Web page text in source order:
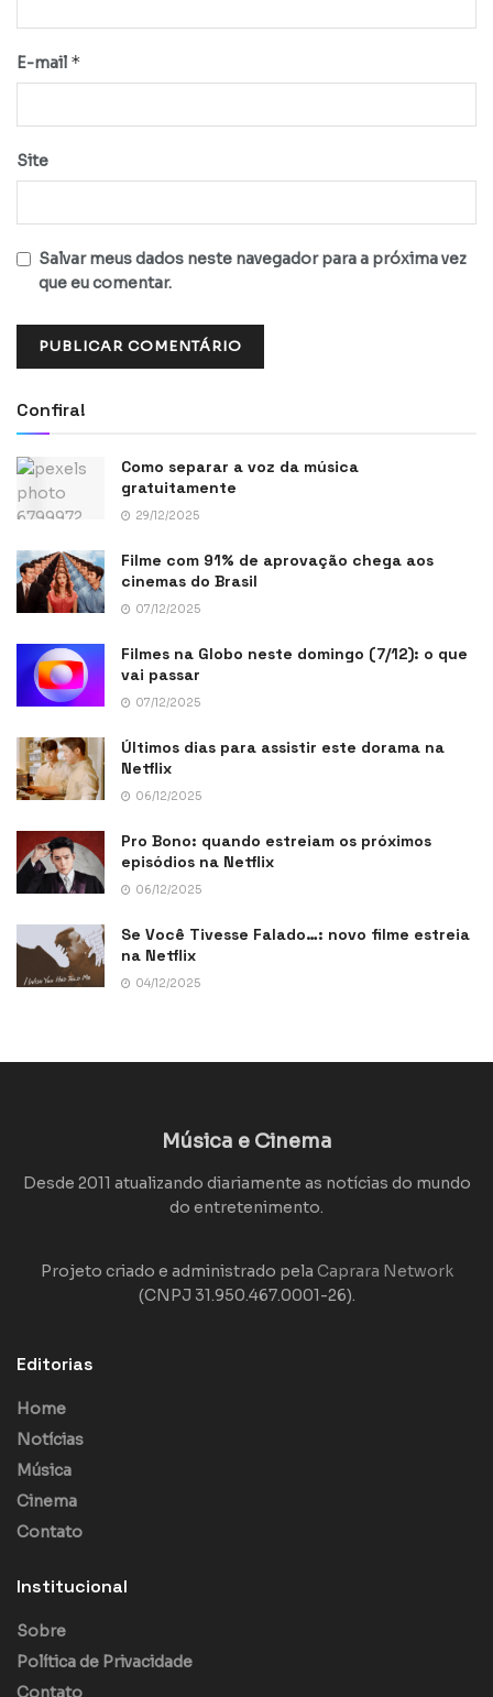
E-mail *
Site
Salvar meus dados neste navegador para a próxima vez
que eu comentar.
Confira!
Como separar a voz da música
gratuitamente
29/12/2025
Filme com 91% de aprovação chega aos
cinemas do Brasil
07/12/2025
Filmes na Globo neste domingo (7/12): o que
vai passar
07/12/2025
Últimos dias para assistir este dorama na
Netflix
06/12/2025
Pro Bono: quando estreiam os próximos
episódios na Netflix
06/12/2025
Se Você Tivesse Falado…: novo filme estreia
na Netflix
04/12/2025
Música e Cinema
Desde 2011 atualizando diariamente as notícias do mundo
do entretenimento.
Projeto criado e administrado pela Caprara Network
(CNPJ 31.950.467.0001-26).
Editorias
Home
Notícias
Música
Cinema
Contato
Institucional
Sobre
Política de Privacidade
Contato